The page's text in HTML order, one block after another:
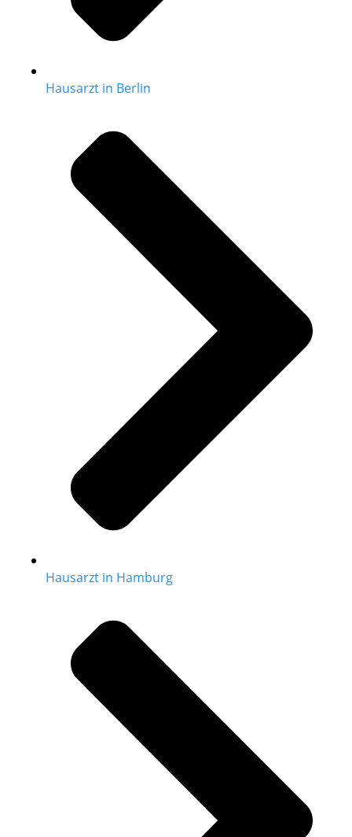
Hausarzt in Berlin
Hausarzt in Hamburg